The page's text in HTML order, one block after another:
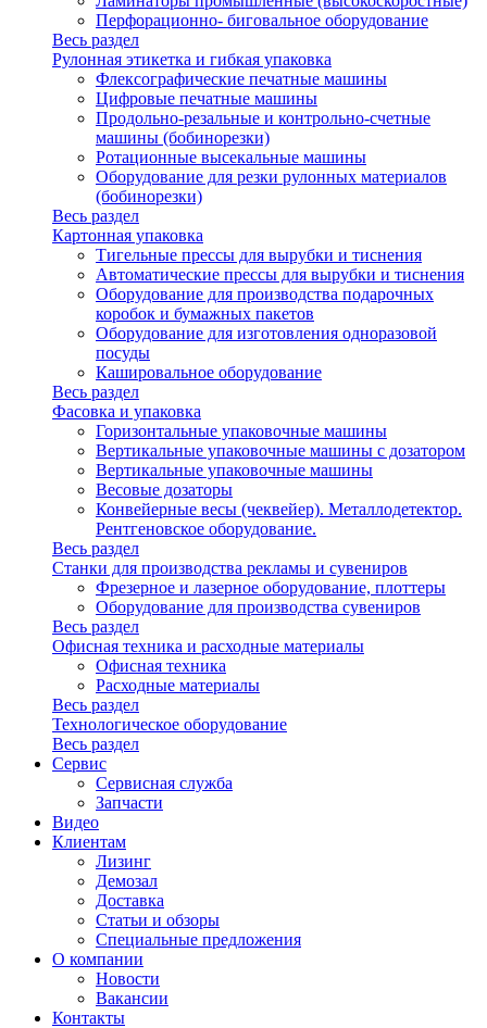
Перфорационно- биговальное оборудование
Весь раздел
Рулонная этикетка и гибкая упаковка
Флексографические печатные машины
Цифровые печатные машины
Продольно-резальные и контрольно-счетные
машины (бобинорезки)
Ротационные высекальные машины
Оборудование для резки рулонных материалов
(бобинорезки)
Весь раздел
Картонная упаковка
Тигельные прессы для вырубки и тиснения
Автоматические прессы для вырубки и тиснения
Оборудование для производства подарочных
коробок и бумажных пакетов
Оборудование для изготовления одноразовой
посуды
Кашировальное оборудование
Весь раздел
Фасовка и упаковка
Горизонтальные упаковочные машины
Вертикальные упаковочные машины с дозатором
Вертикальные упаковочные машины
Весовые дозаторы
Конвейерные весы (чеквейер). Металлодетектор.
Рентгеновское оборудование.
Весь раздел
Станки для производства рекламы и сувениров
Фрезерное и лазерное оборудование, плоттеры
Оборудование для производства сувениров
Весь раздел
Офисная техника и расходные материалы
Офисная техника
Расходные материалы
Весь раздел
Технологическое оборудование
Весь раздел
Сервис
Сервисная служба
Запчасти
Видео
Клиентам
Лизинг
Демозал
Доставка
Статьи и обзоры
Специальные предложения
О компании
Новости
Вакансии
Контакты